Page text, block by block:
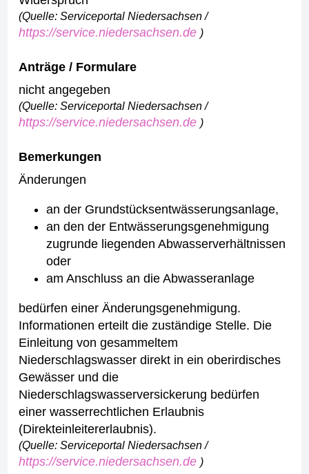
(Quelle: Serviceportal Niedersachsen /
https://service.niedersachsen.de )
Anträge / Formulare
nicht angegeben
(Quelle: Serviceportal Niedersachsen /
https://service.niedersachsen.de )
Bemerkungen
Änderungen
an der Grundstücksentwässerungsanlage,
an den der Entwässerungsgenehmigung
zugrunde liegenden Abwasserverhältnissen
oder
am Anschluss an die Abwasseranlage
bedürfen einer Änderungsgenehmigung.
Informationen erteilt die zuständige Stelle. Die
Einleitung von gesammeltem
Niederschlagswasser direkt in ein oberirdisches
Gewässer und die
Niederschlagswasserversickerung bedürfen
einer wasserrechtlichen Erlaubnis
(Direkteinleitererlaubnis).
(Quelle: Serviceportal Niedersachsen /
https://service.niedersachsen.de )